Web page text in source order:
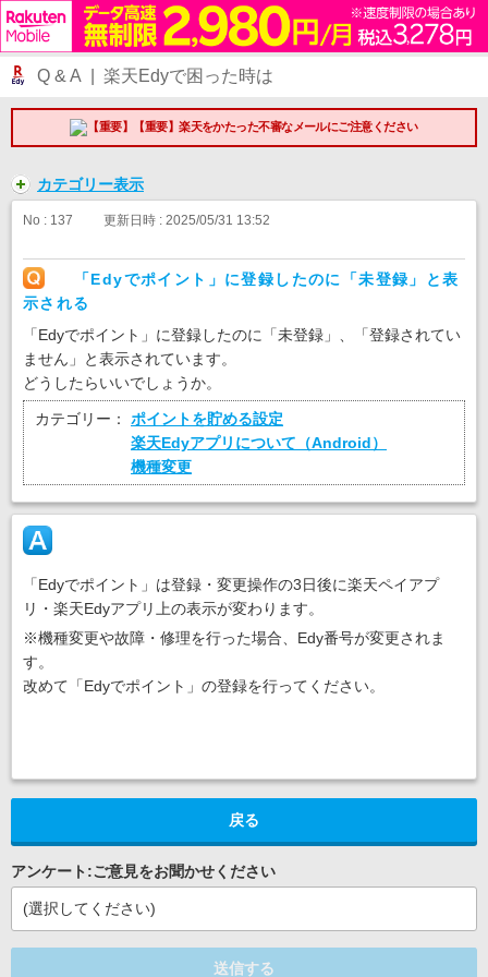
Q & A | 楽天Edyで困った時は
【重要】楽天をかたった不審なメールにご注意ください
カテゴリー表示
No : 137 更新日時 : 2025/05/31 13:52
「Edyでポイント」に登録したのに「未登録」と表
示される
「Edyでポイント」に登録したのに「未登録」、「登録されてい
ません」と表示されています。
どうしたらいいでしょうか。
カテゴリー：
ポイントを貯める設定
楽天Edyアプリについて（Android）
機種変更
「Edyでポイント」は登録・変更操作の3日後に楽天ペイアプ
リ・楽天Edyアプリ上の表示が変わります。
※機種変更や故障・修理を行った場合、Edy番号が変更されま
す。
改めて「Edyでポイント」の登録を行ってください。
戻る
アンケート:ご意見をお聞かせください
(選択してください)
送信する